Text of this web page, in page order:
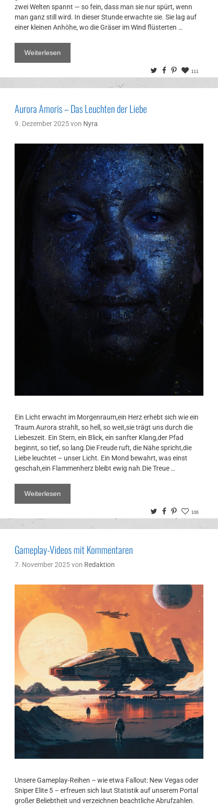
zwei Welten spannt — so fein, dass man sie nur spürt, wenn
man ganz still wird. In dieser Stunde erwachte sie. Sie lag auf
einer kleinen Anhöhe, wo die Gräser im Wind flüsterten …
Weiterlesen
TwitterFacebook
Pinterest
111
Aurora Amoris – Das Leuchten der Liebe
9. Dezember 2025von Nyra
Ein Licht erwacht im Morgenraum,ein Herz erhebt sich wie ein
Traum.Aurora strahlt, so hell, so weit,sie trägt uns durch die
Liebeszeit. Ein Stern, ein Blick, ein sanfter Klang,der Pfad
beginnt, so tief, so lang.Die Freude ruft, die Nähe spricht,die
Liebe leuchtet – unser Licht. Ein Mond bewahrt, was einst
geschah,ein Flammenherz bleibt ewig nah.Die Treue …
Weiterlesen
TwitterFacebook
Pinterest
106
Gameplay-Videos mit Kommentaren
7. November 2025von Redaktion
Unsere Gameplay-Reihen – wie etwa Fallout: New Vegas oder
Sniper Elite 5 – erfreuen sich laut Statistik auf unserem Portal
großer Beliebtheit und verzeichnen beachtliche Abrufzahlen.